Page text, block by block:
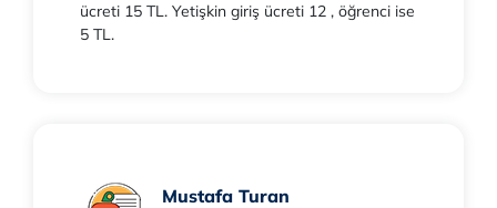
ücreti 15 TL. Yetişkin giriş ücreti 12 , öğrenci ise
5 TL.
Mustafa Turan